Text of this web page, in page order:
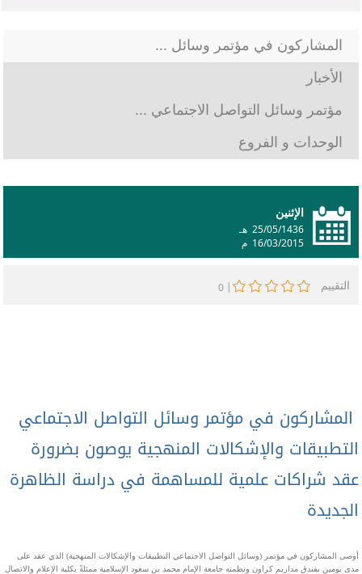
الوحدات و الفروع
مؤتمر وسائل التواصل الاجتماعي ...
الأخبار
المشاركون في مؤتمر وسائل ...
الإثنين
25/05/1436 هـ
16/03/2015 م
التقييم |
0
المشاركون في مؤتمر وسائل التواصل الاجتماعي
التطبيقات والإشكالات المنهجية يوصون بضرورة
عقد شراكات علمية للمساهمة في دراسة الظاهرة
الجديدة
أوصى المشاركون في مؤتمر (وسائل التواصل الاجتماعي التطبيقات والإشكالات المنهجية) الذي عقد على
مدى يومين بفندق مداريم كراون ونظمته جامعة الإمام محمد بن سعود الإسلامية ممثلةً بكلية الإعلام والاتصال